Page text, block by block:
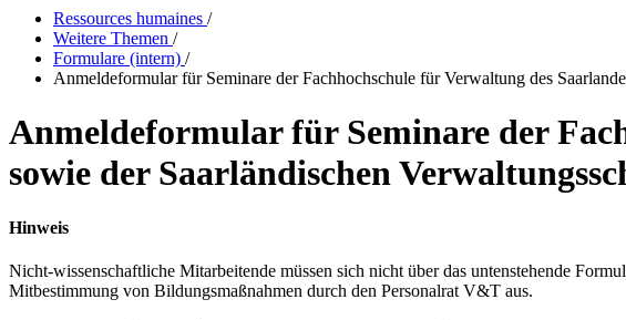
Ressources humaines /
Weitere Themen /
Formulare (intern) /
Anmeldeformular für Seminare der Fachhochschule für Verwaltung des
Anmeldeformular für Seminare der
sowie der Saarländischen
Hinweis
Nicht-wissenschaftliche Mitarbeitende müssen sich nicht über das untenstehende
Mitbestimmung von Bildungsmaßnahmen durch den Personalrat V&T aus.